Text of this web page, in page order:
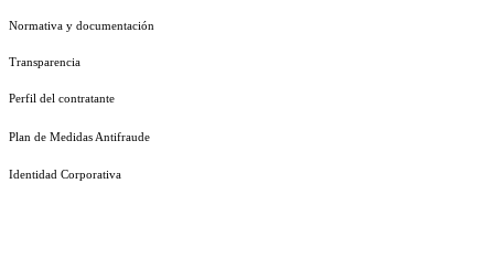
Normativa y documentación
Transparencia
Perfil del contratante
Plan de Medidas Antifraude
Identidad Corporativa